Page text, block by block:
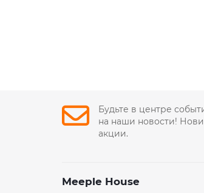
Будьте в центре
на наши новости!
акции.
Meeple House